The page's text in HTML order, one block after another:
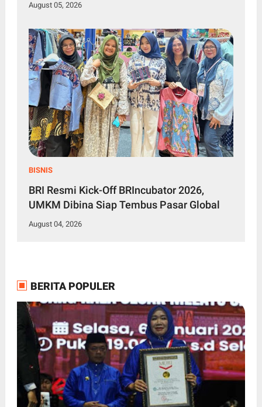
August 05, 2026
BISNIS
BRI Resmi Kick-Off BRIncubator 2026,
UMKM Dibina Siap Tembus Pasar Global
August 04, 2026
BERITA POPULER